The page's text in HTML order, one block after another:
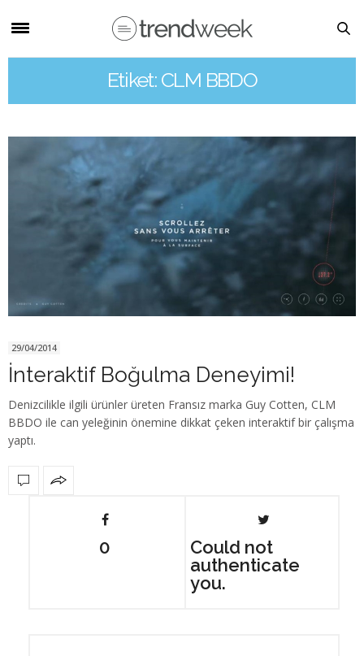
Etiket: CLM BBDO
29/04/2014
İnteraktif Boğulma Deneyimi!
Denizcilikle ilgili ürünler üreten Fransız marka Guy Cotten, CLM
BBDO ile can yeleğinin önemine dikkat çeken interaktif bir çalışma
yaptı.
0
Could not
authenticate
you.